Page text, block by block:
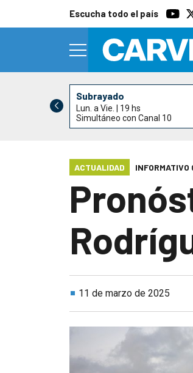
Escucha todo el país
Subrayado
Lun. a Vie. | 19 hs
Simultáneo con Canal 10
ACTUALIDAD INFORMATIVO
11 de marzo de 2025